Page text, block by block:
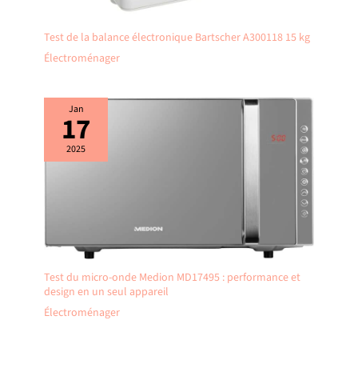
Test de la balance électronique Bartscher A300118 15 kg
Électroménager
Jan
17
2025
Test du micro-onde Medion MD17495 : performance et
design en un seul appareil
Électroménager